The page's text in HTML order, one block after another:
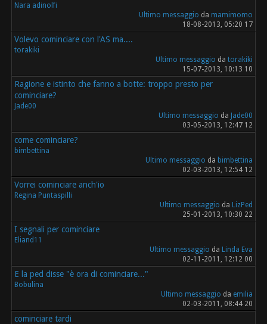
Nara adinolfi
Ultimo messaggio da mamimomo
18-08-2013, 05:20 17
Volevo cominciare con l'AS ma....
torakiki
Ultimo messaggio da torakiki
15-07-2013, 10:13 10
Ragione e istinto che fanno a botte: troppo presto per
cominciare?
Jade00
Ultimo messaggio da Jade00
03-05-2013, 12:47 12
come cominciare?
bimbettina
Ultimo messaggio da bimbettina
02-03-2013, 12:54 12
Vorrei cominciare anch'io
Regina Puntaspilli
Ultimo messaggio da LizPed
25-01-2013, 10:30 22
I segnali per cominciare
Eliand11
Ultimo messaggio da Linda Eva
02-11-2011, 12:12 00
E la ped disse "è ora di cominciare..."
Bobulina
Ultimo messaggio da emilia
02-03-2011, 08:44 20
cominciare tardi